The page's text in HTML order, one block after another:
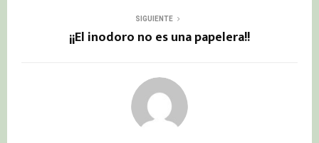
SIGUIENTE
¡¡El inodoro no es una papelera!!